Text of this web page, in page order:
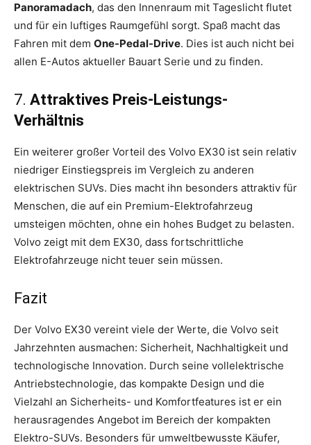
Panoramadach, das den Innenraum mit Tageslicht flutet
und für ein luftiges Raumgefühl sorgt. Spaß macht das
Fahren mit dem One-Pedal-Drive. Dies ist auch nicht bei
allen E-Autos aktueller Bauart Serie und zu finden.
7. Attraktives Preis-Leistungs-
Verhältnis
Ein weiterer großer Vorteil des Volvo EX30 ist sein relativ
niedriger Einstiegspreis im Vergleich zu anderen
elektrischen SUVs. Dies macht ihn besonders attraktiv für
Menschen, die auf ein Premium-Elektrofahrzeug
umsteigen möchten, ohne ein hohes Budget zu belasten.
Volvo zeigt mit dem EX30, dass fortschrittliche
Elektrofahrzeuge nicht teuer sein müssen.
Fazit
Der Volvo EX30 vereint viele der Werte, die Volvo seit
Jahrzehnten ausmachen: Sicherheit, Nachhaltigkeit und
technologische Innovation. Durch seine vollelektrische
Antriebstechnologie, das kompakte Design und die
Vielzahl an Sicherheits- und Komfortfeatures ist er ein
herausragendes Angebot im Bereich der kompakten
Elektro-SUVs. Besonders für umweltbewusste Käufer,